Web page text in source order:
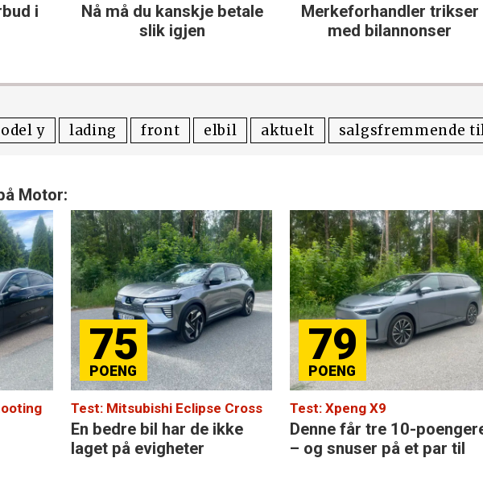
i
Nå må du kanskje betale
slik igjen
Merke­forhandler trikser
med bilannonser
y lading front elbil aktuelt salgsfremmende
Motor:
75
Test: Mitsubishi Eclipse Cross
En bedre bil har de ikke
laget på evigheter
79
Test: Xpeng X9
Denne får tre 10-
– og snuser på et par til